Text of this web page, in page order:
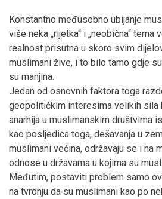
Konstantno međusobno ubijanje
više neka „rijetka“ i „neobična“ tema
realnost prisutna u skoro svim
muslimani žive, i to bilo tamo gdje
su manjina.
Jedan od osnovnih faktora toga
geopolitičkim interesima velikih sila
anarhija u muslimanskim društvima
kao posljedica toga, dešavanja u
muslimani većina, održavaju se i na
odnose u državama u kojima su
Međutim, postaviti problem samo
na tvrdnju da su muslimani kao po